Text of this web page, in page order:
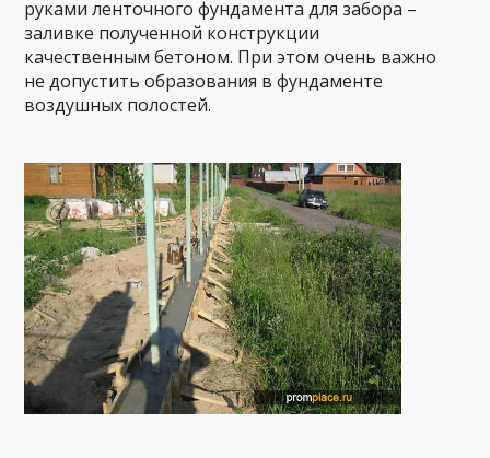
руками ленточного фундамента для забора –
заливке полученной конструкции
качественным бетоном. При этом очень важно
не допустить образования в фундаменте
воздушных полостей.